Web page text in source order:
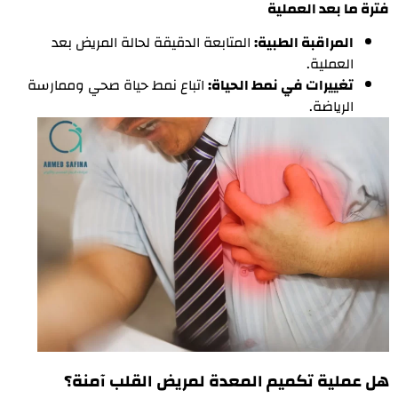
فترة ما بعد العملية
المراقبة الطبية:المتابعة الدقيقة لحالة المريض بعد
العملية.
تغييرات في نمط الحياة:اتباع نمط حياة صحي وممارسة
الرياضة.
هل عملية تكميم المعدة لمريض القلب آمنة؟